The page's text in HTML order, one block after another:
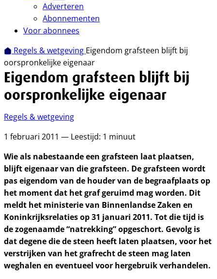
Adverteren
Abonnementen
Voor abonnees
Regels & wetgeving Eigendom grafsteen blijft bij
oorspronkelijke eigenaar
Eigendom grafsteen blijft bij
oorspronkelijke eigenaar
Regels & wetgeving
1 februari 2011 — Leestijd: 1 minuut
Wie als nabestaande een grafsteen laat plaatsen,
blijft eigenaar van die grafsteen. De grafsteen wordt
pas eigendom van de houder van de begraafplaats op
het moment dat het graf geruimd mag worden. Dit
meldt het ministerie van Binnenlandse Zaken en
Koninkrijksrelaties op 31 januari 2011. Tot die tijd is
de zogenaamde “natrekking” opgeschort. Gevolg is
dat degene die de steen heeft laten plaatsen, voor het
verstrijken van het grafrecht de steen mag laten
weghalen en eventueel voor hergebruik verhandelen.